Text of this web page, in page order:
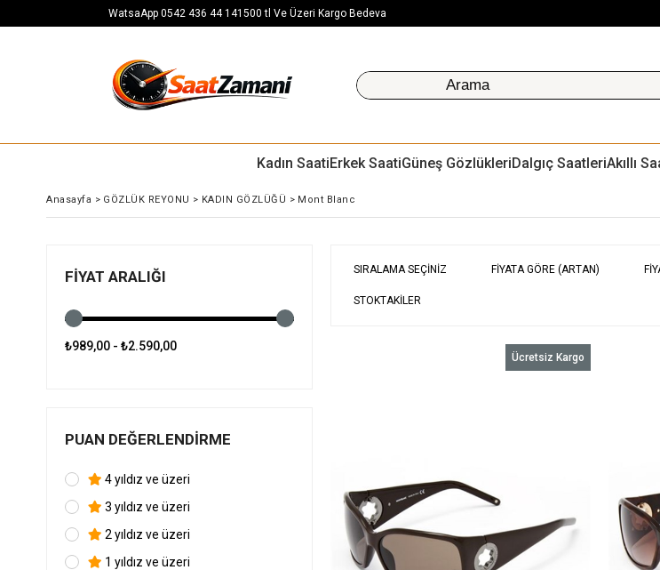
WatsaApp 0542 436 44 141500 tl Ve Üzeri Kargo Bedeva
Kadın SaatiErkek SaatiGüneş GözlükleriDalgıç SaatleriAkıllı
Anasayfa > GÖZLÜK REYONU > KADIN GÖZLÜĞÜ > Mont Blanc
FIYAT ARALIĞI
₺989,00 - ₺2.590,00
PUAN DEĞERLENDIRME
4 yıldız ve üzeri
3 yıldız ve üzeri
2 yıldız ve üzeri
1 yıldız ve üzeri
SIRALAMA SEÇINIZ FIYATA GÖRE (ARTAN)
STOKTAKILER
Ücretsiz Kargo